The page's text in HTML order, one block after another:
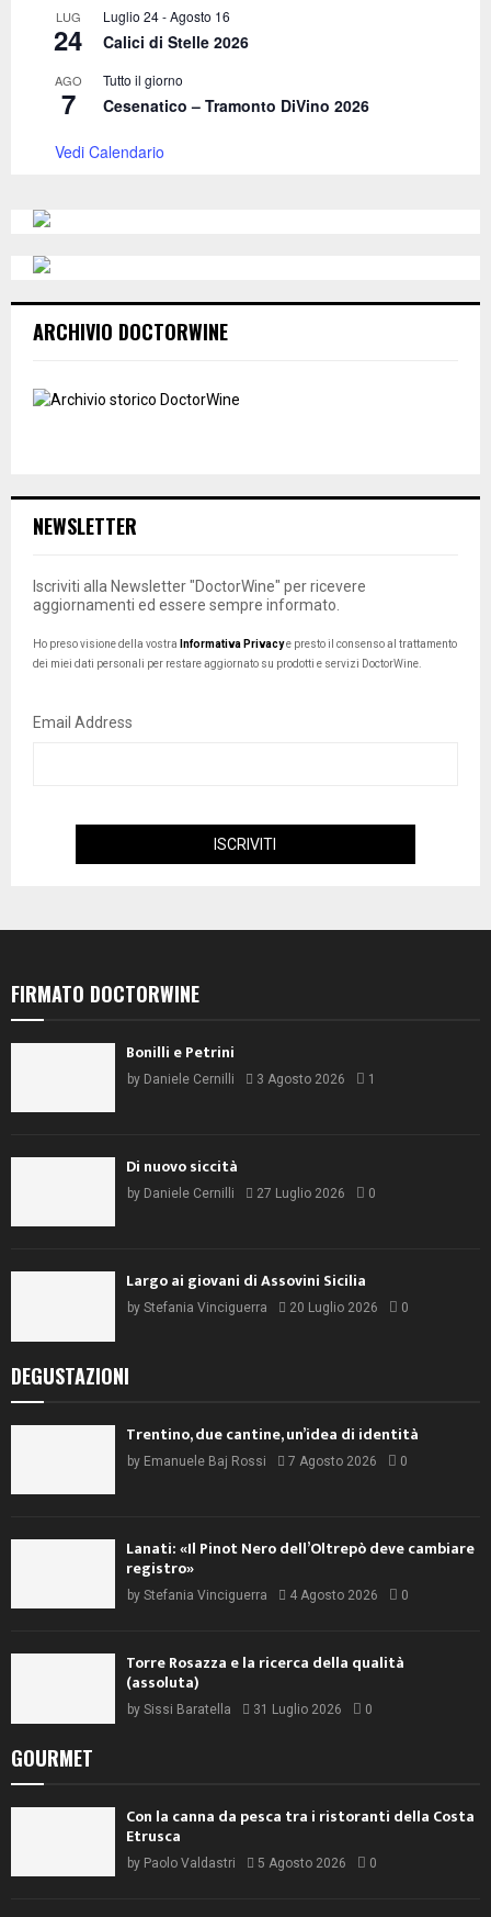
LUG
24
Luglio 24-Agosto 16
Calici di Stelle 2026
AGO
7
Tutto il giorno
Cesenatico – Tramonto DiVino 2026
Vedi Calendario
ARCHIVIO DOCTORWINE
NEWSLETTER
Iscriviti alla Newsletter "DoctorWine" per ricevere
aggiornamenti ed essere sempre informato.
Ho preso visione della vostra Informativa Privacye presto il consenso al trattamento
dei miei dati personali per restare aggiornato su prodotti e servizi DoctorWine.
Email Address
FIRMATO DOCTORWINE
Bonilli e Petrini
by Daniele Cernilli 3 Agosto 2026 1
Di nuovo siccità
by Daniele Cernilli 27 Luglio 2026 0
Largo ai giovani di Assovini Sicilia
by Stefania Vinciguerra 20 Luglio 2026 0
DEGUSTAZIONI
Trentino, due cantine, un’idea di identità
by Emanuele Baj Rossi 7 Agosto 2026 0
Lanati: «Il Pinot Nero dell’Oltrepò deve cambiare
registro»
by Stefania Vinciguerra 4 Agosto 2026 0
Torre Rosazza e la ricerca della qualità
(assoluta)
by Sissi Baratella 31 Luglio 2026 0
GOURMET
Con la canna da pesca tra i ristoranti della Costa
Etrusca
by Paolo Valdastri 5 Agosto 2026 0